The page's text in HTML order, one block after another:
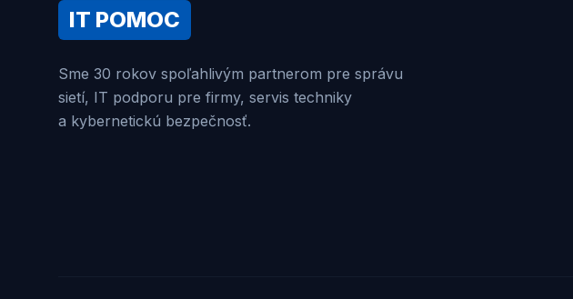
IT POMOC
Sme 30 rokov spoľahlivým partnerom pre správu
sietí, IT podporu pre firmy, servis techniky
a kybernetickú bezpečnosť.